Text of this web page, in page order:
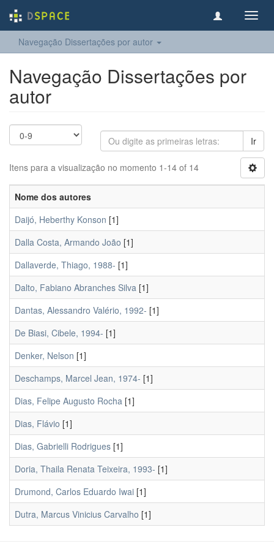
Navegação Dissertações por autor
Navegação Dissertações por
autor
Ir
Itens para a visualização no momento 1-14 of 14
Nome dos autores
Daijó, Heberthy Konson [1]
Dalla Costa, Armando João [1]
Dallaverde, Thiago, 1988- [1]
Dalto, Fabiano Abranches Silva [1]
Dantas, Alessandro Valério, 1992- [1]
De Biasi, Cibele, 1994- [1]
Denker, Nelson [1]
Deschamps, Marcel Jean, 1974- [1]
Dias, Felipe Augusto Rocha [1]
Dias, Flávio [1]
Dias, Gabrielli Rodrigues [1]
Doria, Thaila Renata Teixeira, 1993- [1]
Drumond, Carlos Eduardo Iwai [1]
Dutra, Marcus Vinicius Carvalho [1]